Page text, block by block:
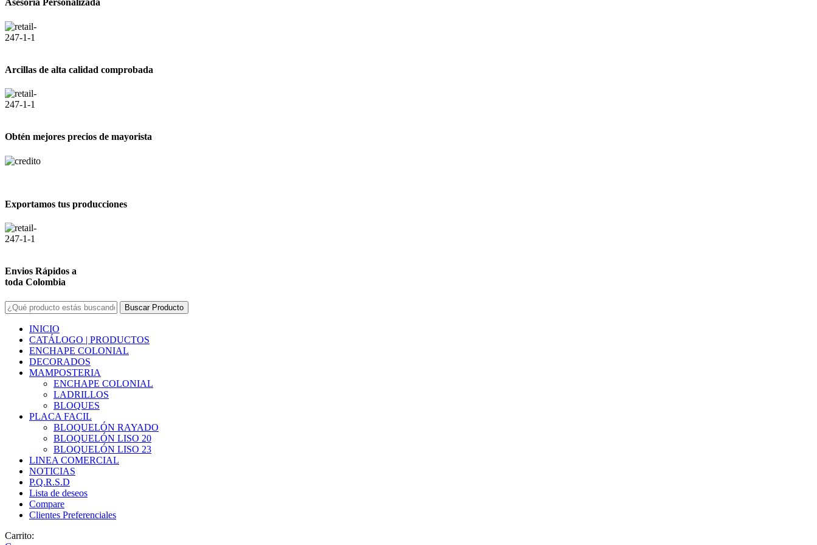
Asesoría Personalizada
Arcillas de alta calidad comprobada
Obtén mejores precios de mayorista
Exportamos tus producciones
Envios Rápidos a
toda Colombia
Buscar Producto
INICIO
CATÁLOGO | PRODUCTOS
ENCHAPE COLONIAL
DECORADOS
MAMPOSTERIA
ENCHAPE COLONIAL
LADRILLOS
BLOQUES
PLACA FACIL
BLOQUELÓN RAYADO
BLOQUELÓN LISO 20
BLOQUELÓN LISO 23
LINEA COMERCIAL
NOTICIAS
P.Q.R.S.D
Lista de deseos
Compare
Clientes Preferenciales
Carrito: